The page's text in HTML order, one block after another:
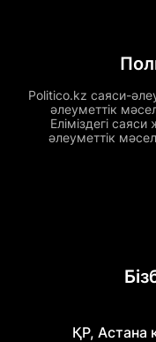
Politico.kz саяси-
әлеуметтік
Еліміздегі
әлеуметтік
ҚР, Астана